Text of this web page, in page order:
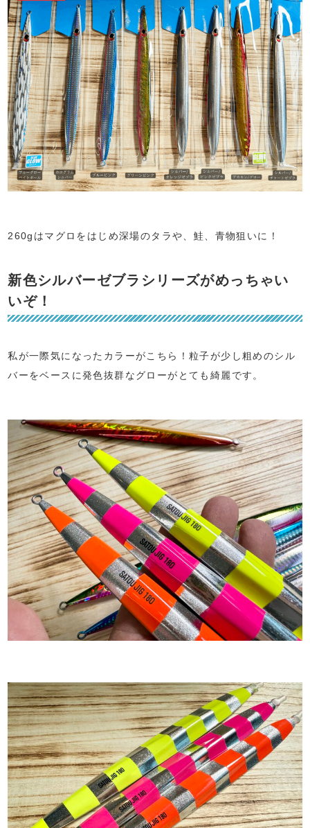
260gはマグロをはじめ深場のタラや、鮭、青物狙いに！
新色シルバーゼブラシリーズがめっちゃい
いぞ！
私が一際気になったカラーがこちら！粒子が少し粗めのシル
バーをベースに発色抜群なグローがとても綺麗です。